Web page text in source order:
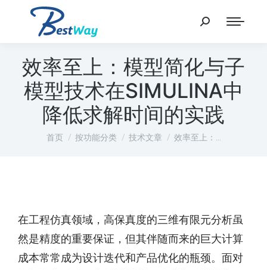
效率至上：模型简化与子
模型技术在SIMULINA中
降低求解时间的实践
您在这里：
首页 按功能分类 技术文章 效率至上：…
在工程仿真领域，高保真度的三维有限元分析虽
然是精度的重要保证，但其伴随而来的巨大计算
成本常常成为设计迭代和产品优化的瓶颈。面对